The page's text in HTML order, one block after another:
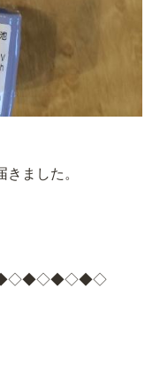
ました。